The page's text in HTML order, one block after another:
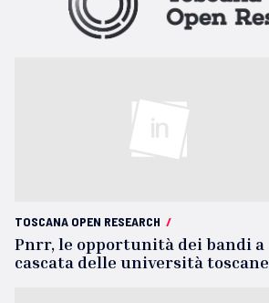
TOSCANA OPEN RESEARCH /
Pnrr, le opportunità dei bandi a
cascata delle università toscane